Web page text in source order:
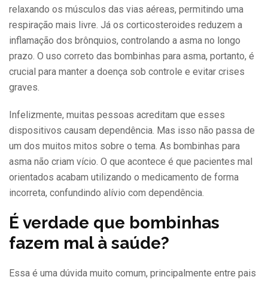
relaxando os músculos das vias aéreas, permitindo uma
respiração mais livre. Já os corticosteroides reduzem a
inflamação dos brônquios, controlando a asma no longo
prazo. O uso correto das bombinhas para asma, portanto, é
crucial para manter a doença sob controle e evitar crises
graves.
Infelizmente, muitas pessoas acreditam que esses
dispositivos causam dependência. Mas isso não passa de
um dos muitos mitos sobre o tema. As bombinhas para
asma não criam vício. O que acontece é que pacientes mal
orientados acabam utilizando o medicamento de forma
incorreta, confundindo alívio com dependência.
É verdade que bombinhas
fazem mal à saúde?
Essa é uma dúvida muito comum, principalmente entre pais